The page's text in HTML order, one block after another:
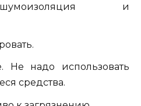
и
Не надо использовать
средства.